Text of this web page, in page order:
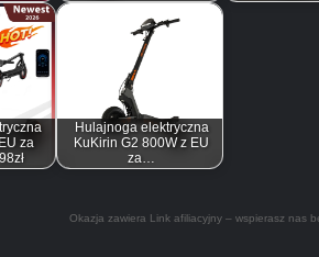
za
Hulajnoga elektryczna
KuKirin G2 800W z EU
za…
Okazja zawiera Link afiliacyjny – wspierasz nas